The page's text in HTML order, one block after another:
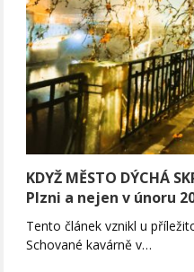
KDYŽ MĚSTO DÝCHÁ
Plzni a nejen v únoru
Tento článek vznikl u
Schované kavárně v…